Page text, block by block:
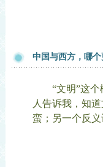
中国与西方，哪
“文明”这个
人告诉我，知
蛮；另一个反